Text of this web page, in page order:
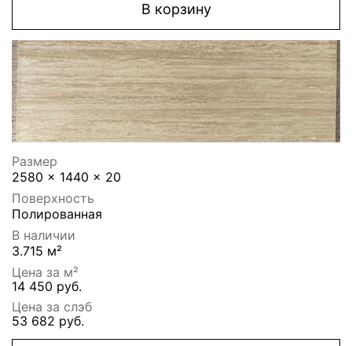
В корзину
Размер
2580 x 1440 x 20
Поверхность
Полированная
В наличии
3.715 м²
Цена за м²
14 450 руб.
Цена за слэб
53 682 руб.